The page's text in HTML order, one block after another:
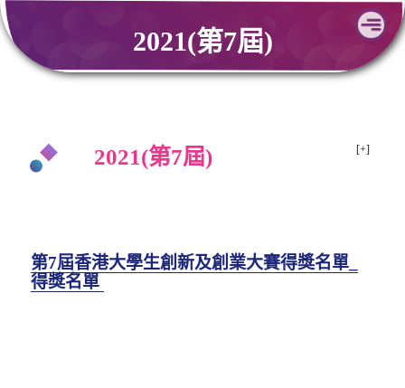
Skip
to
content
2021(第7屆)
2021(第7屆)
第7屆香港大學生創新及創業大賽得獎名單_
得獎名單